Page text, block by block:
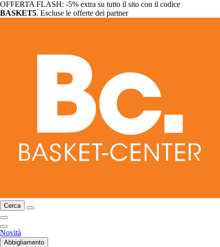
OFFERTA FLASH: -5% extra su tutto il sito con il codice
BASKET5. Escluse le offerte dei partner
Cerca
Novità
Abbigliamento